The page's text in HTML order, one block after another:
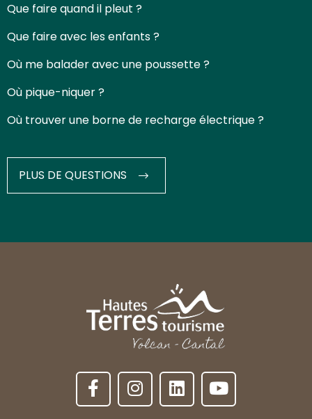
Que faire quand il pleut ?
Que faire avec les enfants ?
Où me balader avec une poussette ?
Où pique-niquer ?
Où trouver une borne de recharge électrique ?
PLUS DE QUESTIONS